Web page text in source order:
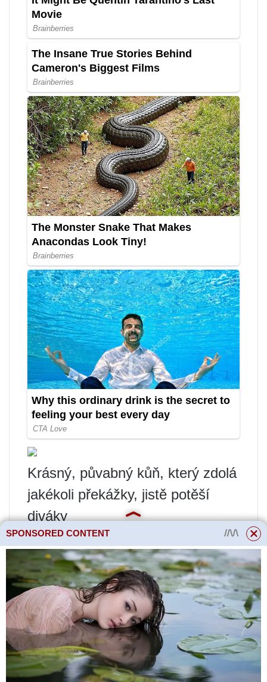
Krásný, půvabný kůň, který zdolá
jakékoli překážky, jistě potěší
diváky
Existuje několik základních
vlastností koní:
vzhled (vnější);
koňský oblek;
stupeň tučnosti;
koňská mše.
SPONSORED CONTENT